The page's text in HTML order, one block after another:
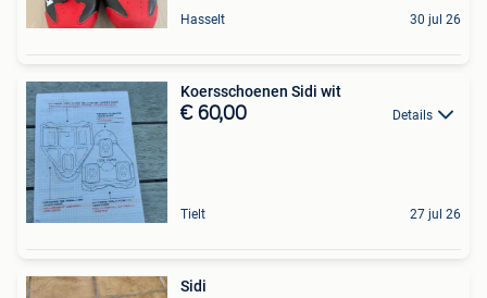
Hasselt 30 jul 26
Koersschoenen Sidi wit
€ 60,00 Details
Tielt 27 jul 26
Sidi